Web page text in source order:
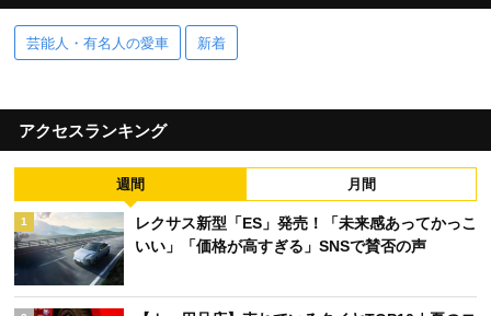
芸能人・有名人の愛車 新着
アクセスランキング
週間 月間
1
レクサス新型「ES」発売！「未来感あってかっこ
いい」「価格が高すぎる」SNSで賛否の声